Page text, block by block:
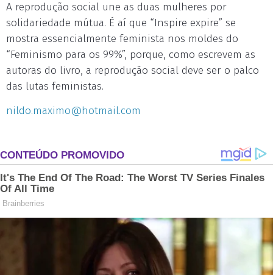
A reprodução social une as duas mulheres por
solidariedade mútua. É aí que “Inspire expire” se
mostra essencialmente feminista nos moldes do
“Feminismo para os 99%”, porque, como escrevem as
autoras do livro, a reprodução social deve ser o palco
das lutas feministas.
nildo.maximo@hotmail.com